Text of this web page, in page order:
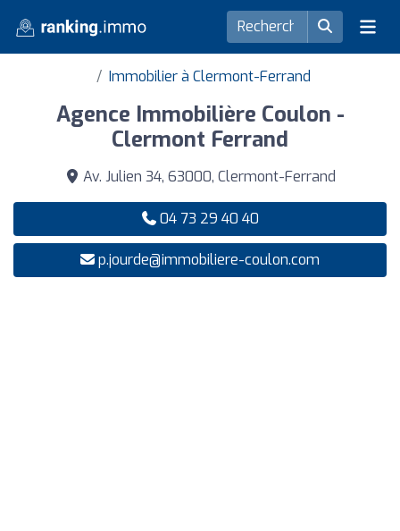
Immobilier à Clermont-Ferrand
Agence Immobilière Coulon -
Clermont Ferrand
Av. Julien 34, 63000, Clermont-Ferrand
04 73 29 40 40
p.jourde@immobiliere-coulon.com